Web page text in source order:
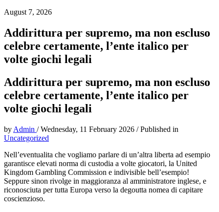
August 7, 2026
Addirittura per supremo, ma non escluso
celebre certamente, l’ente italico per
volte giochi legali
Addirittura per supremo, ma non escluso
celebre certamente, l’ente italico per
volte giochi legali
by Admin /Wednesday, 11 February 2026 /Published in
Uncategorized
Nell’eventualita che vogliamo parlare di un’altra liberta ad esempio
garantisce elevati norma di custodia a volte giocatori, la United
Kingdom Gambling Commission e indivisible bell’esempio!
Seppure sinon rivolge in maggioranza al amministratore inglese, e
riconosciuta per tutta Europa verso la degoutta nomea di capitare
coscienzioso.